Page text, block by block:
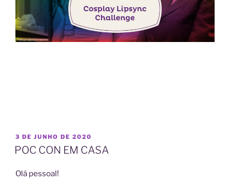
PUBLICADO
EM
3 DE JUNHO DE 2020
POC CON EM CASA
Olá pessoal!